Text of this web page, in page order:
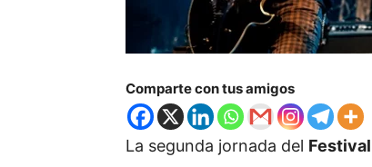
Comparte con tus amigos
La segunda jornada del